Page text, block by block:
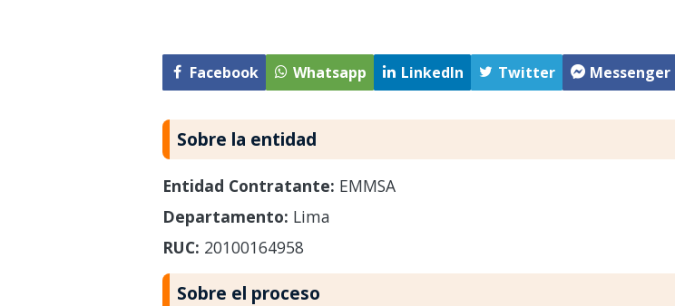
Facebook Whatsapp LinkedIn Twitter Messenger
Sobre la entidad
Entidad Contratante: EMMSA
Departamento: Lima
RUC: 20100164958
Sobre el proceso